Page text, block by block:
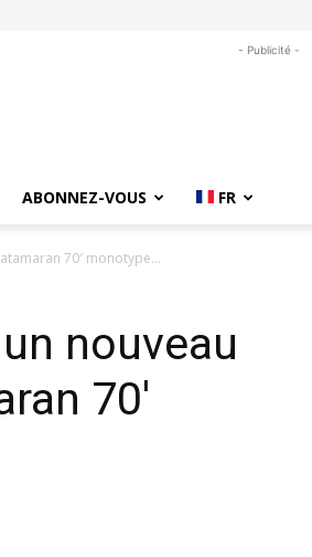
- Publicité -
ABONNEZ-VOUS FR
70′ monotype…
nouveau
70′